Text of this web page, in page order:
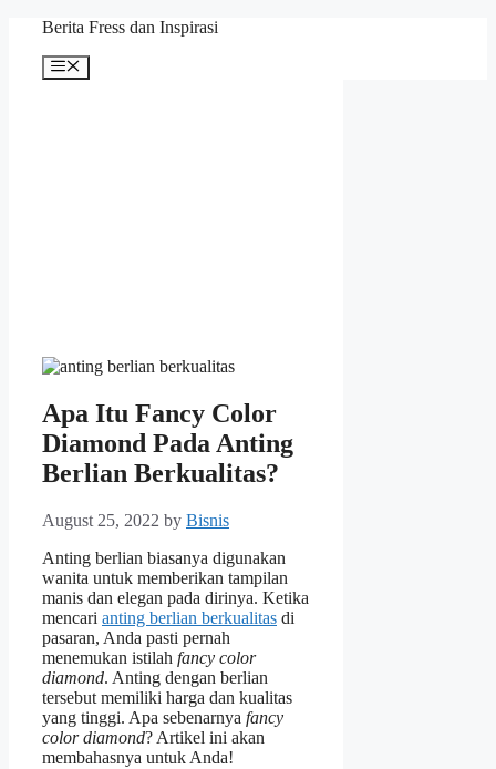
content
Berita Fress dan Inspirasi
Menu
Apa Itu Fancy Color
Diamond Pada Anting
Berlian Berkualitas?
August 25, 2022 by Bisnis
Anting berlian biasanya digunakan
wanita untuk memberikan tampilan
manis dan elegan pada dirinya. Ketika
mencari anting berlian berkualitas di
pasaran, Anda pasti pernah
menemukan istilah fancy color
diamond. Anting dengan berlian
tersebut memiliki harga dan kualitas
yang tinggi. Apa sebenarnya fancy
color diamond? Artikel ini akan
membahasnya untuk Anda!